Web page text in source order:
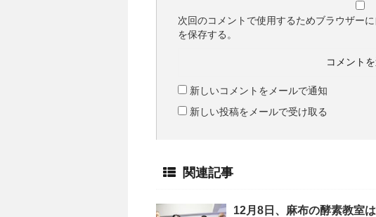
次回のコメントで使用するためブラウザー
を保存する。
新しいコメントをメールで通知
新しい投稿をメールで受け取る
関連記事
12月8日、麻布の酵素教室は